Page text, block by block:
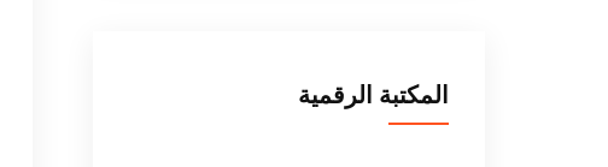
المكتبة الرقمية